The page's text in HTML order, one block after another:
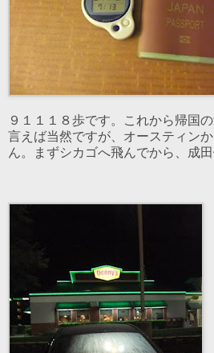
９１１１８歩です。これから帰国
言えば当然ですが、オースティン
ん。まずシカゴへ飛んでから、成田